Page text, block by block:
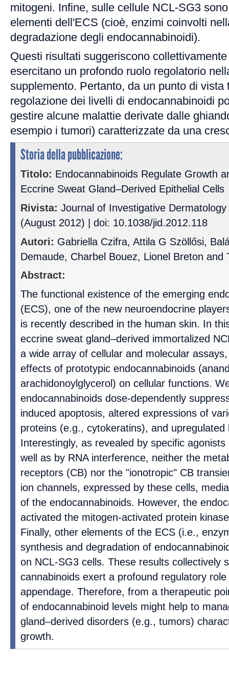
mitogeni. Infine, sulle cellule NCL-SG3
elementi dell'ECS (cioè, enzimi coinvolti
degradazione degli endocannabinoidi).
Questi risultati suggeriscono
esercitano un profondo ruolo regolatorio
supplemento. Pertanto, da un punto di vista
regolazione dei livelli di endocannabinoidi
gestire alcune malattie derivate dalle
esempio i tumori) caratterizzate da una
Storia della pubblicazione:
Titolo: Endocannabinoids Regulate Growth
Eccrine Sweat Gland–Derived Epithelial Cells
Rivista: Journal of Investigative
(August 2012) | doi: 10.1038/jid.2012.118
Autori: Gabriella Czifra, Attila G Szöllősi,
Demaude, Charbel Bouez, Lionel Breton and
Abstract:
The functional existence of the emerging
(ECS), one of the new neuroendocrine
is recently described in the human skin. In
eccrine sweat gland–derived immortalized
a wide array of cellular and molecular
effects of prototypic endocannabinoids
arachidonoylglycerol) on cellular functions.
endocannabinoids dose-dependently
induced apoptosis, altered expressions of
proteins (e.g., cytokeratins), and upregulated
Interestingly, as revealed by specific
well as by RNA interference, neither the
receptors (CB) nor the "ionotropic" CB
ion channels, expressed by these cells,
of the endocannabinoids. However, the
activated the mitogen-activated protein
Finally, other elements of the ECS (i.e.,
synthesis and degradation of
on NCL-SG3 cells. These results collectively
cannabinoids exert a profound regulatory
appendage. Therefore, from a therapeutic
of endocannabinoid levels might help to
gland–derived disorders (e.g., tumors)
growth.